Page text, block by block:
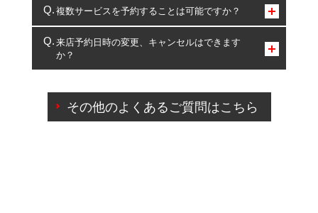
コクピット・タイヤ館のみとなります。
複数サービスを予約することは可能ですか？
複数サービスのご予約は可能です。
一部の商品・サービスの組み合わせに限り、同時にご予約が
出来ないものもございます。
来店予約日時の変更、キャンセルはできます
か？
ご来店予約日の3営業日前を過ぎている場合のご予約
の日時変更につきましては、直接ご予約の店舗まで
その他のよくあるご質問はこちら